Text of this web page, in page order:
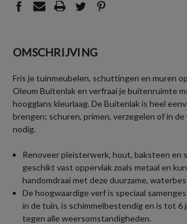
OMSCHRIJVING
Fris je tuinmeubelen, schuttingen en muren
Oleum Buitenlak en verfraai je buitenruimte
hoogglans kleurlaag. De Buitenlak is heel
brengen; schuren, primen, verzegelen of in
nodig.
Renoveer pleisterwerk, hout, baksteen en
geschikt vast oppervlak zoals metaal en
handomdraai met deze duurzame,
De hoogwaardige verf is speciaal
in de tuin, is schimmelbestendig en is tot 6
tegen alle weersomstandigheden.